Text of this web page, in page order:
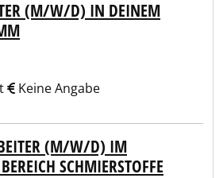
(M/W/D) IN DEINEM
Keine Angabe
(M/W/D) IM
SCHMIERSTOFFE